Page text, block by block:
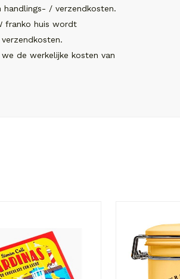
handlings- / verzendkosten.
franko huis wordt
de werkelijke kosten van